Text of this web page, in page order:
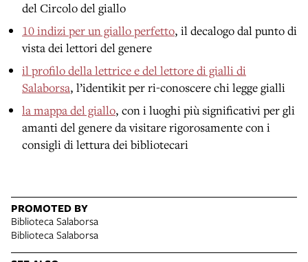
del Circolo del giallo
10 indizi per un giallo perfetto, il decalogo dal punto di
vista dei lettori del genere
il profilo della lettrice e del lettore di gialli di
Salaborsa, l’identikit per ri-conoscere chi legge gialli
la mappa del giallo, con i luoghi più significativiper gli
amanti del genere da visitare rigorosamente con i
consigli di lettura dei bibliotecari
PROMOTED BY
Biblioteca Salaborsa
Biblioteca Salaborsa